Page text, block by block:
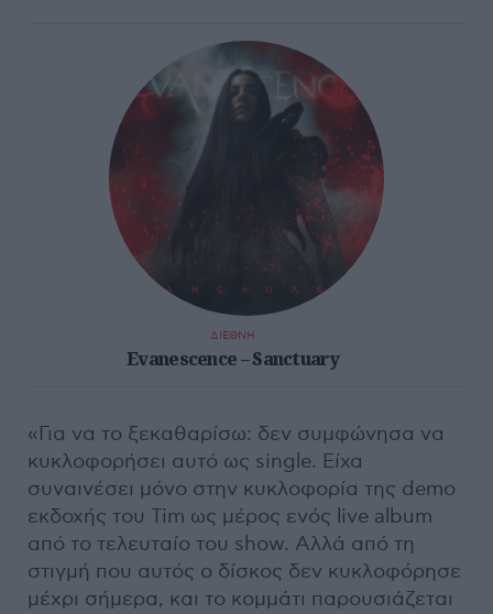
ΔΙΕΘΝΗ
Evanescence – Sanctuary
«Για να το ξεκαθαρίσω: δεν συμφώνησα να
κυκλοφορήσει αυτό ως single. Είχα
συναινέσει μόνο στην κυκλοφορία της demo
εκδοχής του Tim ως μέρος ενός live album
από το τελευταίο του show. Αλλά από τη
στιγμή που αυτός ο δίσκος δεν κυκλοφόρησε
μέχρι σήμερα, και το κομμάτι παρουσιάζεται